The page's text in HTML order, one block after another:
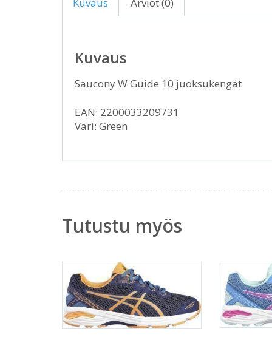
Kuvaus
Saucony W Guide 10 juoksukengät
EAN: 2200033209731
Väri: Green
Tutustu myös